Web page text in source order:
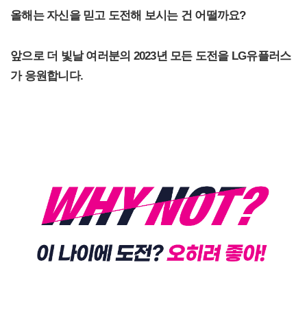
올해는 자신을 믿고 도전해 보시는 건 어떨까요?
앞으로 더 빛날 여러분의 2023년 모든 도전을 LG유플러스
가 응원합니다.